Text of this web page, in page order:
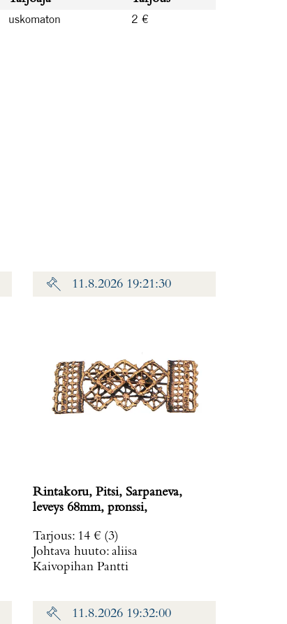
uskomaton 2 €
11.8.2026 19:21:30
Rintakoru, Pitsi, Sarpaneva,
leveys 68mm, pronssi,
Tarjous: 14 € (3)
Johtava huuto: aliisa
Kaivopihan Pantti
11.8.2026 19:32:00